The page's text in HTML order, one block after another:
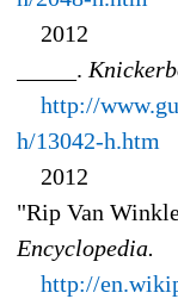
2012
_____.
http://
h/13042-h.htm
2012
"Rip Van
Encyclopedia.
http://